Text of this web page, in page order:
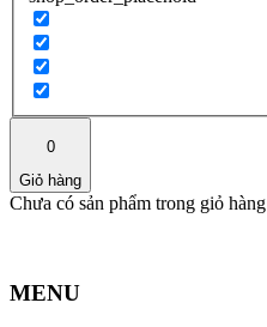
0
Giỏ hàng
Chưa có sản phẩm trong giỏ hàng
MENU